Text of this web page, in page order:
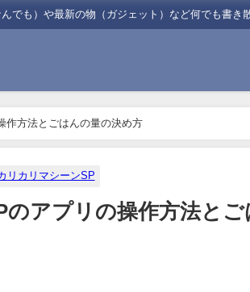
でも）や最新の物（ガジェット）など何でも書き
作方法とごはんの量の決め方
リカリマシーンSP
のアプリの操作方法と